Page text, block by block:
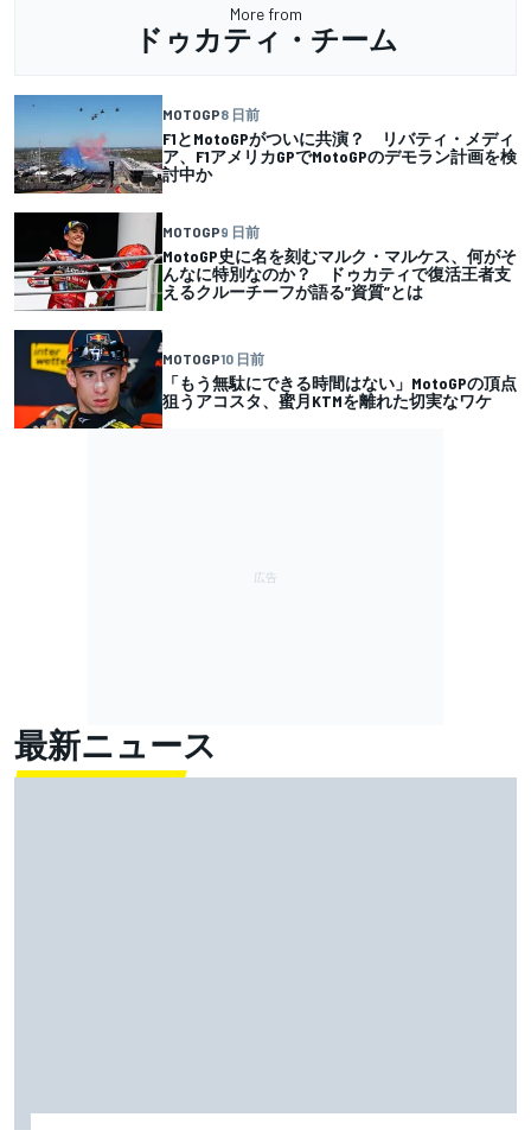
More from
ドゥカティ・チーム
MOTOGP8 日前
F1とMotoGPがついに共演？ リバティ・メディ
ア、F1アメリカGPでMotoGPのデモラン計画を検
討中か
MOTOGP9 日前
MotoGP史に名を刻むマルク・マルケス、何がそ
んなに特別なのか？ ドゥカティで復活王者支
えるクルーチーフが語る”資質”とは
MOTOGP10 日前
「もう無駄にできる時間はない」MotoGPの頂点
狙うアコスタ、蜜月KTMを離れた切実なワケ
最新ニュース